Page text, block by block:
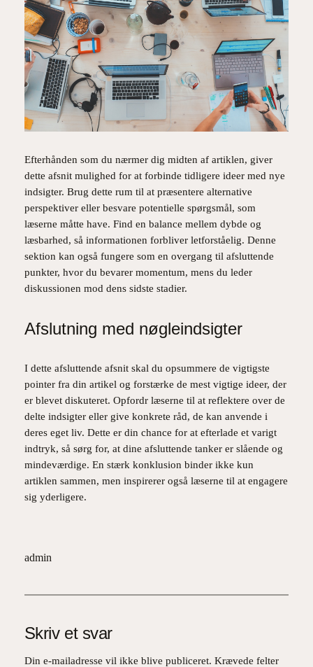
Efterhånden som du nærmer dig midten af artiklen, giver
dette afsnit mulighed for at forbinde tidligere ideer med nye
indsigter. Brug dette rum til at præsentere alternative
perspektiver eller besvare potentielle spørgsmål, som
læserne måtte have. Find en balance mellem dybde og
læsbarhed, så informationen forbliver letforståelig. Denne
sektion kan også fungere som en overgang til afsluttende
punkter, hvor du bevarer momentum, mens du leder
diskussionen mod dens sidste stadier.
Afslutning med nøgleindsigter
I dette afsluttende afsnit skal du opsummere de vigtigste
pointer fra din artikel og forstærke de mest vigtige ideer, der
er blevet diskuteret. Opfordr læserne til at reflektere over de
delte indsigter eller give konkrete råd, de kan anvende i
deres eget liv. Dette er din chance for at efterlade et varigt
indtryk, så sørg for, at dine afsluttende tanker er slående og
mindeværdige. En stærk konklusion binder ikke kun
artiklen sammen, men inspirerer også læserne til at engagere
sig yderligere.
admin
Skriv et svar
Din e-mailadresse vil ikke blive publiceret. Krævede felter